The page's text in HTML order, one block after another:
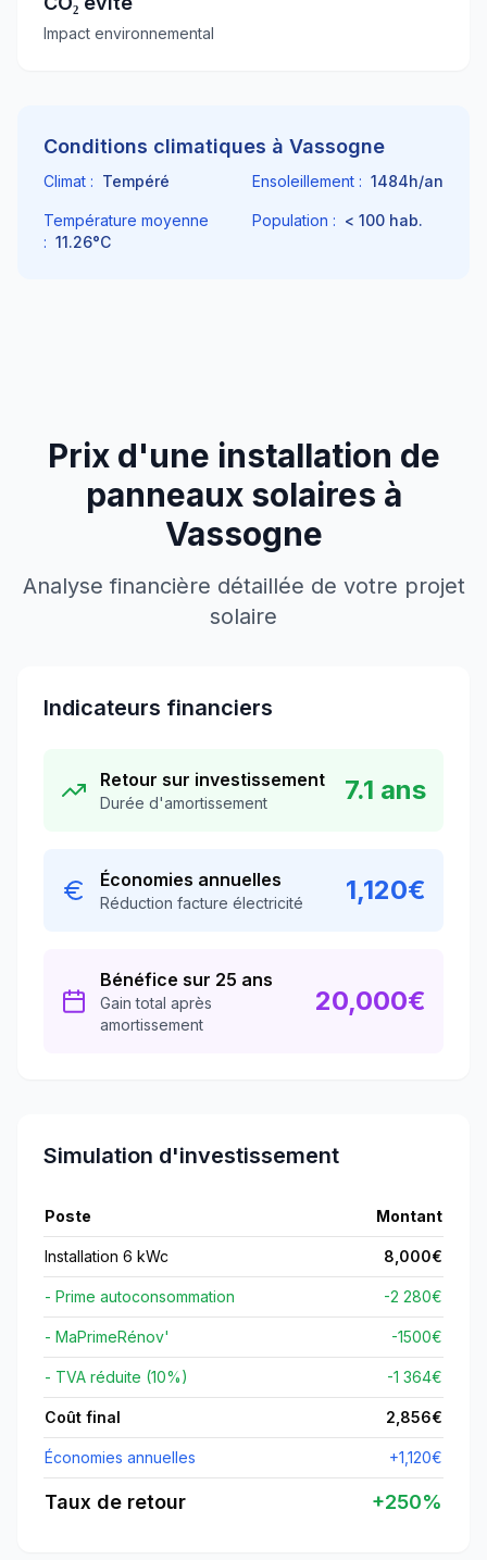
Impact environnemental
Conditions climatiques à Vassogne
Climat : Tempéré Ensoleillement : 1484h/an
Température moyenne
: 11.26°C
Population : < 100 hab.
Prix d'une installation de
panneaux solaires à
Vassogne
Analyse financière détaillée de votre projet
solaire
Indicateurs financiers
Retour sur investissement
Durée d'amortissement 7.1 ans
Économies annuelles
Réduction facture électricité 1,120€
Bénéfice sur 25 ans
Gain total après
amortissement
20,000€
Simulation d'investissement
Poste Montant
Installation 6 kWc 8,000€
- Prime autoconsommation -2 280€
- MaPrimeRénov' -1500€
- TVA réduite (10%) -1 364€
Coût final 2,856€
Économies annuelles +1,120€
Taux de retour +250%